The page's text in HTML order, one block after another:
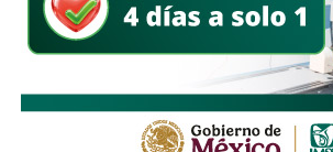
locales establecen y eso deja a los
de indefensión”, señaló.
Respecto a la llegada de nuevas
estado, Martínez Acosta consideró
competencia representa una